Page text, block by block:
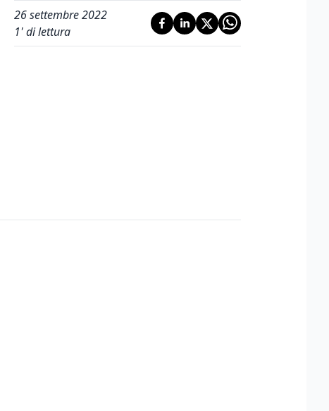
26 settembre 2022
1' di lettura